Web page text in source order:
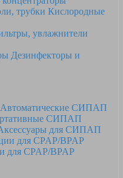
Кислородные
увлажнители
Дезинфекторы и
Автоматические СИПАП
СИПАП
для СИПАП
для CPAP/BPAP